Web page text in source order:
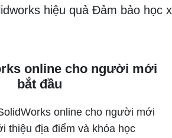
hiệu quả Đảm bảo học
online cho người mới
bắt đầu
online cho người mới
thiệu địa điểm và khóa học